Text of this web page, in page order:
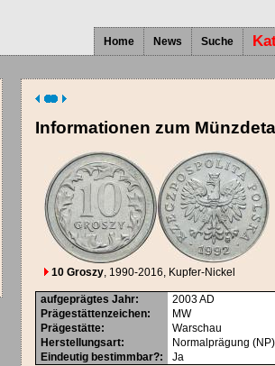
Home News Suche
Informationen zum
10 Groszy, 1990-2016, Kupfer-Nickel
aufgeprägtes Jahr: 2003AD
Prägestättenzeichen:
MW
Prägestätte:
Warschau
Herstellungsart:
Normalprägung (NP)
Eindeutig bestimmbar?: Ja